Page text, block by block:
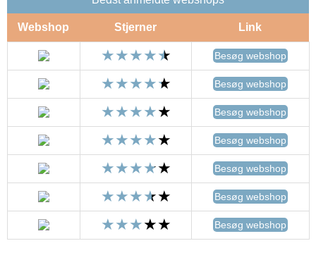
Webshop Stjerner Link
Besøg webshop
Besøg webshop
Besøg webshop
Besøg webshop
Besøg webshop
Besøg webshop
Besøg webshop